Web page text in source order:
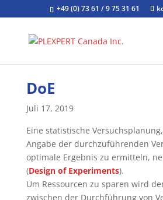
+49 (0) 73 61 / 9 75 31 61
DoE
Juli 17, 2019
Eine statistische
Angabe der durchzuführenden
optimale Ergebnis zu ermitteln,
(Design of Experiments).
Um Ressourcen zu sparen wird
zwischen der Durchführung von